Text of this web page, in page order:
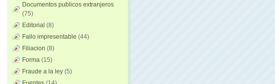
Documentos publicos extranjeros
(75)
Editorial (8)
Fallo impresentable (44)
Filiacion (8)
Forma (15)
Fraude a la ley (5)